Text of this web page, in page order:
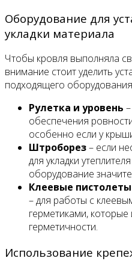
Оборудование для
укладки материала
Чтобы кровля выполняла
внимание стоит уделить
подходящего
Рулетка и уровень
обеспечения
особенно если у
Штроборез– если
для укладки
оборудование
Клеевые
– для работы с
герметиками,
герметичности.
Использование